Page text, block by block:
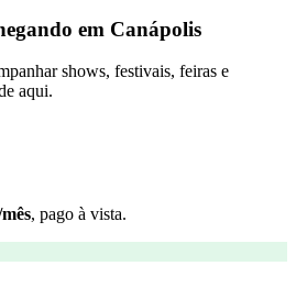
em Canápolis
shows, festivais, feiras e
aqui.
, pago à vista.